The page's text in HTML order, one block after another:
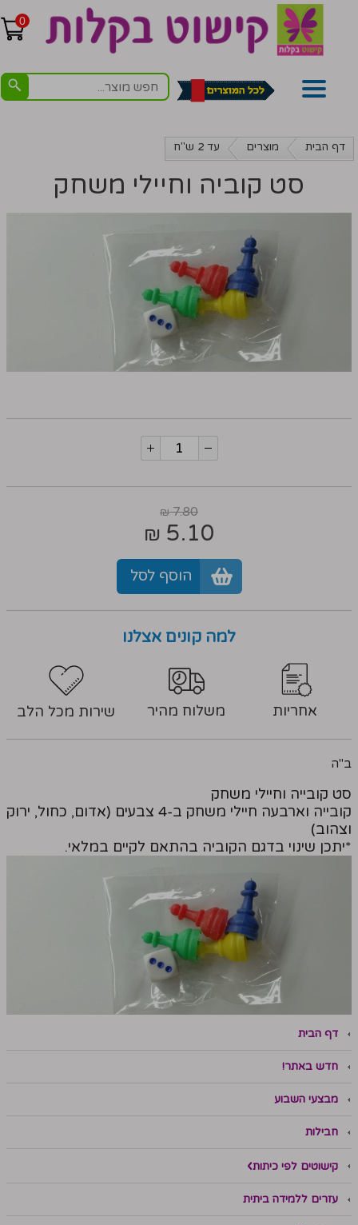
0
דף הבית מוצרים עד 2 ש"ח
סט קוביה וחיילי משחק
7.80
₪
5.10
₪
הוסף לסל
למה קונים אצלנו
אחריות משלוח מהיר שירות מכל הלב
ב''ה
סט קובייה וחיילי משחק
קובייה וארבעה חיילי משחק ב-4 צבעים (אדום, כחול, ירוק
וצהוב)
*יתכן שינוי בדגם הקוביה בהתאם לקיים במלאי.
דף הבית
חדש באתר!
מבצעי השבוע
חבילות
קישוטים לפי כיתות
עזרים ללמידה ביתית